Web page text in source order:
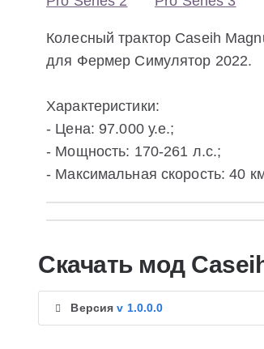
Колесный трактор Caseih
для Фермер Симулятор 2022.
Характеристики:
- Цена: 97.000 у.е.;
- Мощность: 170-261 л.с.;
- Максимальная скорость: 40
Скачать мод
Версияv 1.0.0.0